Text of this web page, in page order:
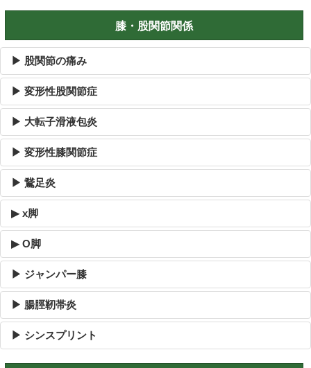
膝・股関節関係
▶ 股関節の痛み
▶ 変形性股関節症
▶ 大転子滑液包炎
▶ 変形性膝関節症
▶ 鵞足炎
▶ x脚
▶ O脚
▶ ジャンパー膝
▶ 腸脛靭帯炎
▶ シンスプリント